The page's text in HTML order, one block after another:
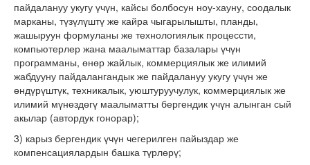
пайдалануу укугу үчүн, кайсы болбосун ноу-хауну, соодалык
марканы, түзүлүштү же кайра чыгарылышты, планды,
жашыруун формуланы же технологиялык процессти,
компьютерлер жана маалыматтар базалары үчүн
программаны, өнөр жайлык, коммерциялык же илимий
жабдууну пайдалангандык же пайдалануу укугу үчүн же
өндүрүштүк, техникалык, уюштуруучулук, коммерциялык же
илимий мүнөздөгү маалыматты бергендик үчүн алынган сый
акылар (автордук гонорар);
3) карыз бергендик үчүн чегерилген пайыздар же
компенсациялардын башка түрлөрү;